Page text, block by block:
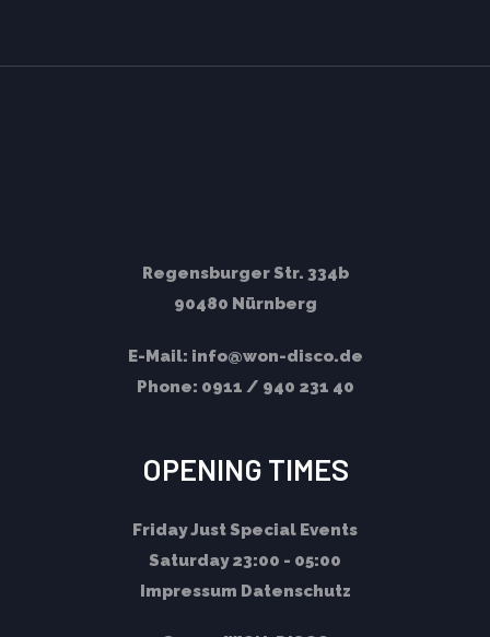
Regensburger Str. 334b
90480 Nürnberg
E-Mail: info@won-disco.de
Phone: 0911 / 940 231 40
OPENING TIMES
FridayJust Special Events
Saturday23:00 - 05:00
Impressum Datenschutz